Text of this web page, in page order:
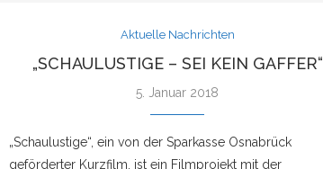
Aktuelle Nachrichten
„SCHAULUSTIGE – SEI KEIN GAFFER“
5. Januar 2018
„Schaulustige“, ein von der Sparkasse Osnabrück
geförderter Kurzfilm, ist ein Filmprojekt mit der